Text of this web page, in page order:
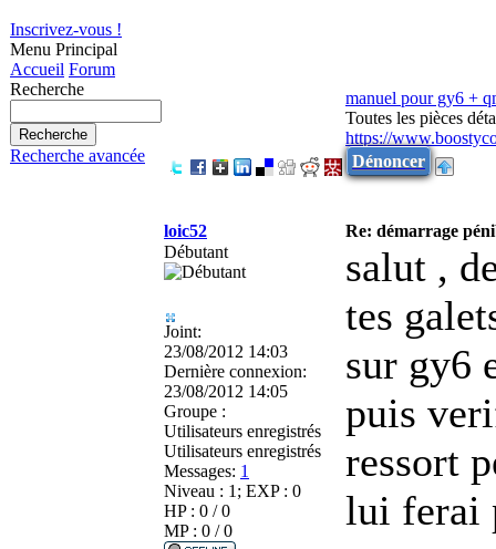
Inscrivez-vous !
Menu Principal
Accueil Forum
Recherche
Recherche avancée
manuel pour gy6 +
Toutes les pièces
https://
Dénoncer
loic52
Re: démarrage
Débutant
Joint:
23/08/2012 14:03
Dernière connexion:
23/08/2012 14:05
Groupe :
Utilisateurs enregistrés
Utilisateurs enregistrés
Messages: 1
Niveau : 1; EXP : 0
HP : 0 / 0
MP : 0 / 0
salut ,
tes
sur gy6
puis
ressort
lui ferai